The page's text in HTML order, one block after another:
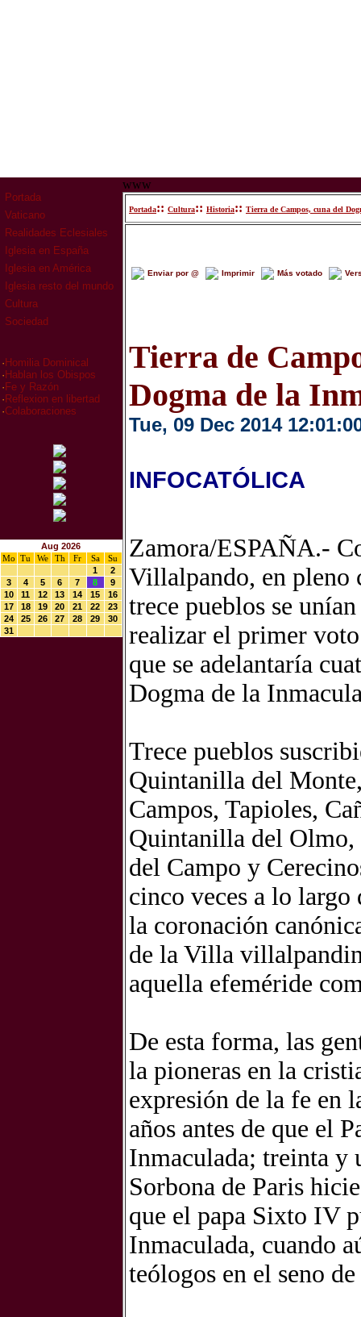
Portada
Vaticano
Realidades Eclesiales
Iglesia en España
Iglesia en América
Iglesia resto del mundo
Cultura
Sociedad
· Homilia Dominical
· Hablan los Obispos
· Fe y Razón
· Reflexion en libertad
·Colaboraciones
Aug 2026
Mo
Tu We Th Fr Sa
Su
1
2
3
4 5 6 7 8
9
10
11 12 13 14 15
16
17
18 19 20 21 22
23
24
25 26 27 28 29
30
31
www
Portada:: Cultura:: Historia:: Tierra de Campos, cuna del
Enviar por @ Imprimir Más votado
Tierra de
Dogma de la
Tue, 09 Dec 2014
INFOCATÓLICA
Zamora/ESPAÑA.-
Villalpando, en pleno
trece pueblos se
realizar el primer
que se adelantaría
Dogma de la
Trece pueblos
Quintanilla del
Campos, Tapioles,
Quintanilla del Olmo,
del Campo y
cinco veces a lo
la coronación
de la Villa
aquella efeméride
De esta forma, las
la pioneras en la
expresión de la fe en
años antes de que el
Inmaculada; treinta y
Sorbona de Paris
que el papa Sixto IV
Inmaculada, cuando
teólogos en el seno